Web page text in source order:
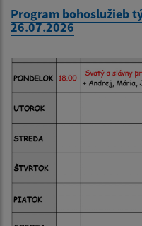
Program bohoslužieb
26.07.2026